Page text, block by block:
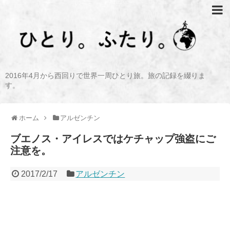
2016年4月から西回りで世界一周ひとり旅。旅の記録を綴りま
す。
ホーム アルゼンチン
ブエノス・アイレスではケチャップ強盗にご
注意を。
2017/2/17 アルゼンチン